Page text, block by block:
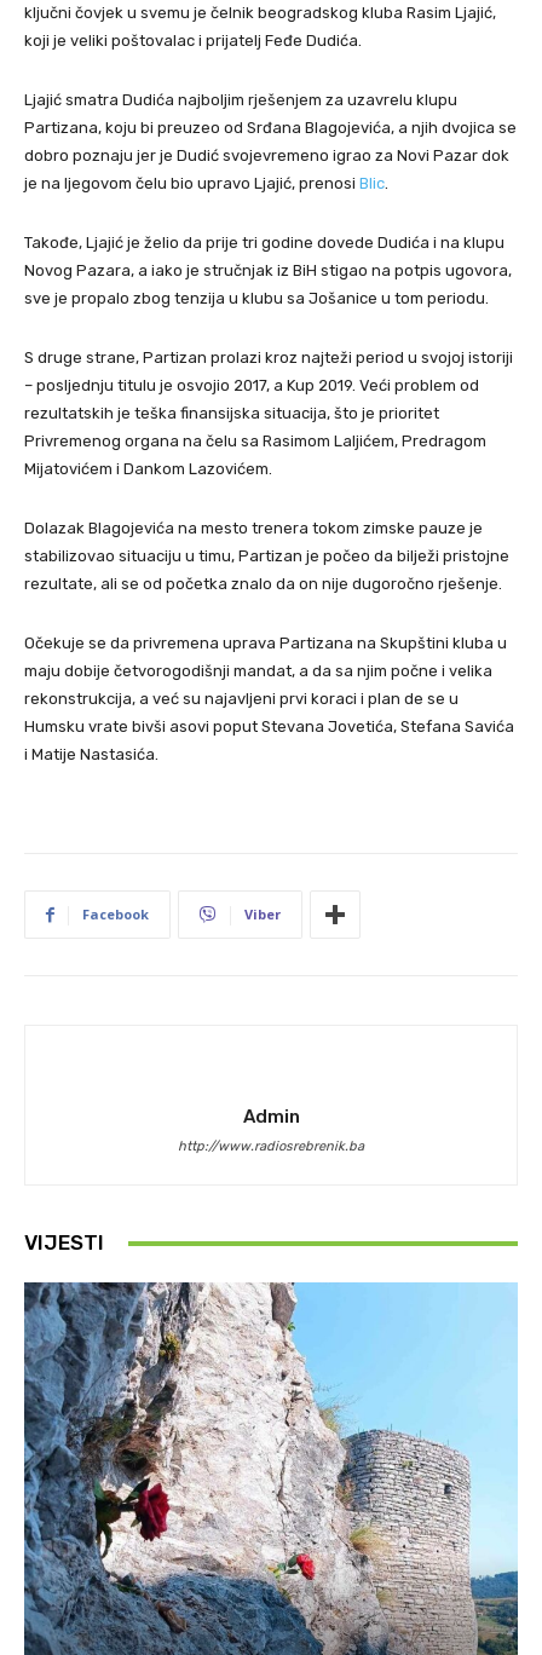
ključni čovjek u svemu je čelnik beogradskog kluba Rasim Ljajić,
koji je veliki poštovalac i prijatelj Feđe Dudića.
Ljajić smatra Dudića najboljim rješenjem za uzavrelu klupu
Partizana, koju bi preuzeo od Srđana Blagojevića, a njih dvojica se
dobro poznaju jer je Dudić svojevremeno igrao za Novi Pazar dok
je na ljegovom čelu bio upravo Ljajić, prenosi Blic.
Takođe, Ljajić je želio da prije tri godine dovede Dudića i na klupu
Novog Pazara, a iako je stručnjak iz BiH stigao na potpis ugovora,
sve je propalo zbog tenzija u klubu sa Jošanice u tom periodu.
S druge strane, Partizan prolazi kroz najteži period u svojoj istoriji
– posljednju titulu je osvojio 2017, a Kup 2019. Veći problem od
rezultatskih je teška finansijska situacija, što je prioritet
Privremenog organa na čelu sa Rasimom Laljićem, Predragom
Mijatovićem i Dankom Lazovićem.
Dolazak Blagojevića na mesto trenera tokom zimske pauze je
stabilizovao situaciju u timu, Partizan je počeo da bilježi pristojne
rezultate, ali se od početka znalo da on nije dugoročno rješenje.
Očekuje se da privremena uprava Partizana na Skupštini kluba u
maju dobije četvorogodišnji mandat, a da sa njim počne i velika
rekonstrukcija, a već su najavljeni prvi koraci i plan de se u
Humsku vrate bivši asovi poput Stevana Jovetića, Stefana Savića
i Matije Nastasića.
Facebook Viber
Admin
http://www.radiosrebrenik.ba
VIJESTI